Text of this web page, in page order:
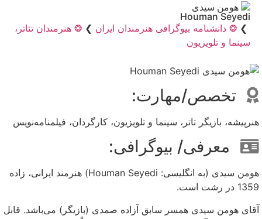
هومن سیدی
Houman Seyedi
❯ ❂ دانشنامه بیوگرافی هنرمندان ایران ❯ ❂ هنرمندان تئاتر،
سینما و تلویزیون
تخصص/مهارت:
هنرپیشه، بازیگر تاتر، سینما و تلویزیون، کارگردان، فیلمنامه‌نویس
معرفی/ بیوگرافی:
هومن سیدی (به انگلیسی: Houman Seyedi) هنرمند ایرانی، زاده
1359 در رشت است.
آقای هومن سیدی همسر سابق آزاده صمدی (بازیگر) می‌باشد. قابل